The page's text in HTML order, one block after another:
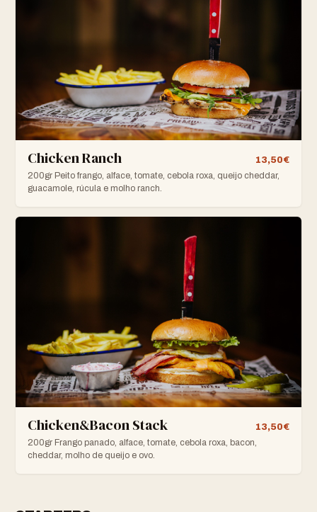
Chicken Ranch
13,50€
200gr Peito frango, alface, tomate, cebola roxa, queijo cheddar,
guacamole, rúcula e molho ranch.
Chicken&Bacon Stack
13,50€
200gr Frango panado, alface, tomate, cebola roxa, bacon,
cheddar, molho de queijo e ovo.